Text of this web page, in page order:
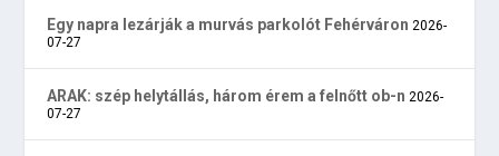
Egy napra lezárják a murvás parkolót Fehérváron 2026-
07-27
ARAK: szép helytállás, három érem a felnőtt ob-n 2026-
07-27